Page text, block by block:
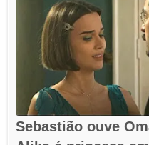
Sebastião ouve